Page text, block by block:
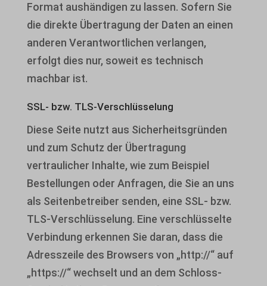
Format aushändigen zu lassen. Sofern Sie
die direkte Übertragung der Daten an einen
anderen Verantwortlichen verlangen,
erfolgt dies nur, soweit es technisch
machbar ist.
SSL- bzw. TLS-Verschlüsselung
Diese Seite nutzt aus Sicherheitsgründen
und zum Schutz der Übertragung
vertraulicher Inhalte, wie zum Beispiel
Bestellungen oder Anfragen, die Sie an uns
als Seitenbetreiber senden, eine SSL- bzw.
TLS-Verschlüsselung. Eine verschlüsselte
Verbindung erkennen Sie daran, dass die
Adresszeile des Browsers von „http://“ auf
„https://“ wechselt und an dem Schloss-
wf_loginalerted_*
wfwaf-authcookie*
wordpress_test_cookie
wp-settings-*
wp-settings-time-*
wpl_viewed_cookie
cookie_permission_granted
cookie-*
cookies_accepted
fs-cc
klaro
marketing_cookies
snconsent
ssm_au_c